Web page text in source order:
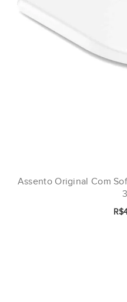
Assento Original Com